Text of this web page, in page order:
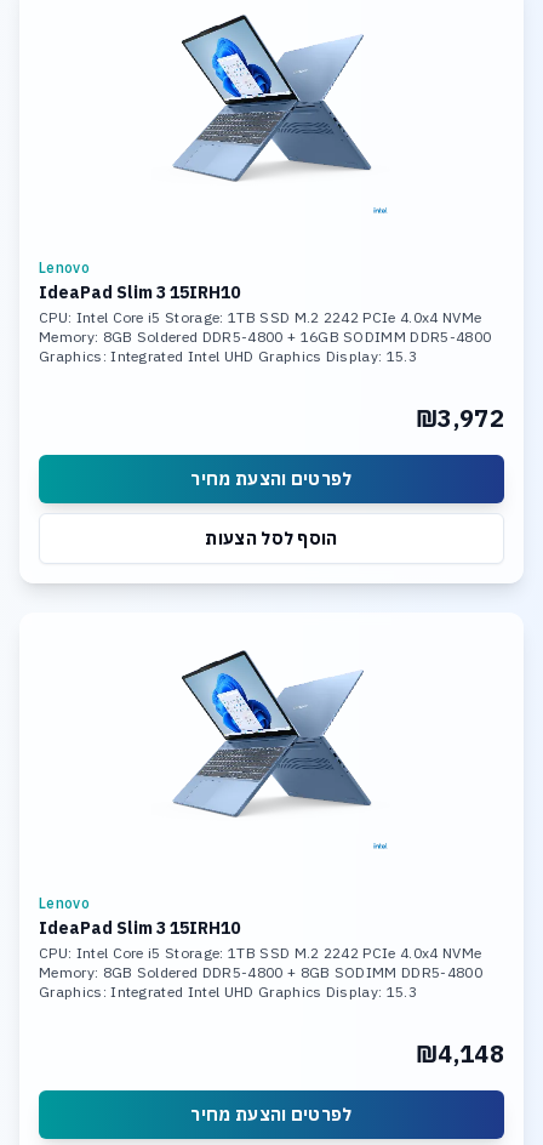
Lenovo
IdeaPad Slim 3 15IRH10
CPU: Intel Core i5 Storage: 1TB SSD M.2 2242 PCIe 4.0x4 NVMe
Memory: 8GB Soldered DDR5-4800 + 16GB SODIMM DDR5-4800
Graphics: Integrated Intel UHD Graphics Display: 15.3
₪3,972
לפרטים והצעת מחיר
הוסף לסל הצעות
Lenovo
IdeaPad Slim 3 15IRH10
CPU: Intel Core i5 Storage: 1TB SSD M.2 2242 PCIe 4.0x4 NVMe
Memory: 8GB Soldered DDR5-4800 + 8GB SODIMM DDR5-4800
Graphics: Integrated Intel UHD Graphics Display: 15.3
₪4,148
לפרטים והצעת מחיר